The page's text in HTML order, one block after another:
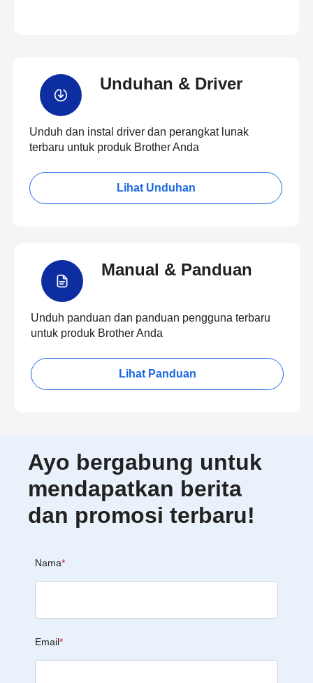
Unduhan & Driver
Unduh dan instal driver dan perangkat lunak
terbaru untuk produk Brother Anda
Lihat Unduhan
Manual & Panduan
Unduh panduan dan panduan pengguna terbaru
untuk produk Brother Anda
Lihat Panduan
Ayo bergabung untuk
mendapatkan berita
dan promosi terbaru!
Nama*
Email*